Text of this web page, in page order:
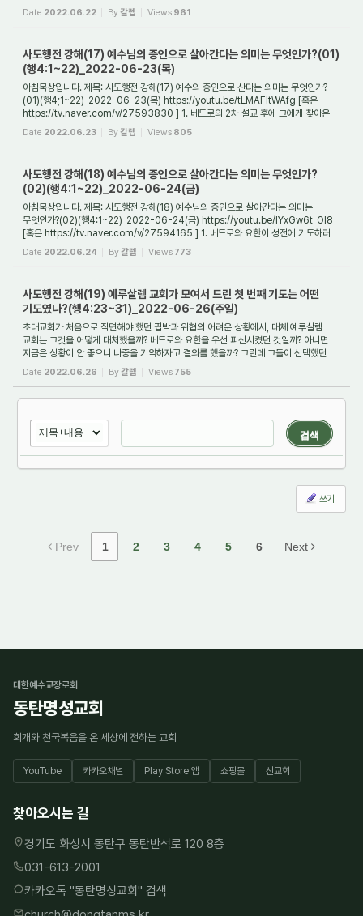
나면서부터 못 걷게 된 자의 ...
Date 2022.06.22 By갈렙 Views 961
사도행전 강해(17) 예수님의 증인으로 살아간다는 의미는 무엇인가?(01)
(행4:1~22)_2022-06-23(목)
아침묵상입니다. 제목: 사도행전 강해(17) 예수의 증인으로 산다는 의미는 무엇인가?
(01)(행4;1~22)_2022-06-23(목) https://youtu.be/tLMAFltWAfg [혹은
https://tv.naver.com/v/27593830 ] 1. 베드로의 2차 설교 후에 그에게 찾아온
것은 무엇이었는가? 나면...
Date 2022.06.23 By갈렙 Views 805
사도행전 강해(18) 예수님의 증인으로 살아간다는 의미는 무엇인가?
(02)(행4:1~22)_2022-06-24(금)
아침묵상입니다. 제목: 사도행전 강해(18) 예수님의 증인으로 살아간다는 의미는
무엇인가?(02)(행4:1~22)_2022-06-24(금) https://youtu.be/IYxGw6t_Ol8
[혹은 https://tv.naver.com/v/27594165 ] 1. 베드로와 요한이 성전에 기도하러
가다가 나면서부터 못 ...
Date 2022.06.24 By갈렙 Views 773
사도행전 강해(19) 예루살렘 교회가 모여서 드린 첫 번째 기도는 어떤
기도였나?(행4:23~31)_2022-06-26(주일)
초대교회가 처음으로 직면해야 했던 핍박과 위협의 어려운 상황에서, 대체 예루살렘
교회는 그것을 어떻게 대처했을까? 베드로와 요한을 우선 피신시켰던 것일까? 아니면
지금은 상황이 안 좋으니 나중을 기약하자고 결의를 했을까? 그런데 그들이 선택했던
선...
Date 2022.06.26 By갈렙 Views 755
검색
쓰기
Prev 1 2 3 4 5 6 Next
대한예수교장로회
동탄명성교회
회개와 천국복음을 온 세상에 전하는 교회
YouTube 카카오채널 Play Store 앱 쇼핑몰 선교회
찾아오시는 길
경기도 화성시 동탄구 동탄반석로 120 8층
031-613-2001
카카오톡 "동탄명성교회" 검색